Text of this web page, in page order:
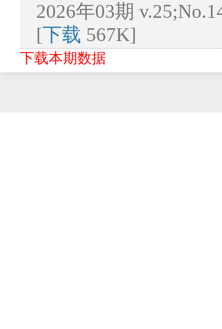
2026年03期
[下载 567K]
下载本期数据